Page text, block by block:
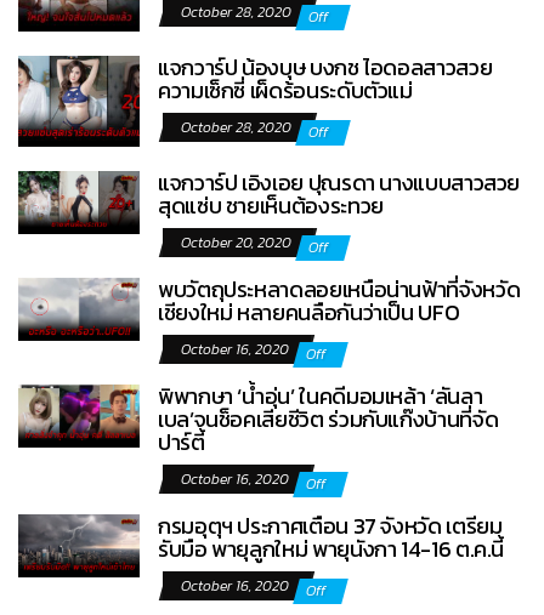
October 28, 2020 Off
แจกวาร์ป น้องบุษ บงกช ไอดอลสาวสวย
ความเซ็กซี่ เผ็ดร้อนระดับตัวแม่
October 28, 2020 Off
แจกวาร์ป เอิงเอย ปุณรดา นางแบบสาวสวย
สุดแซ่บ ชายเห็นต้องระทวย
October 20, 2020 Off
พบวัตถุประหลาดลอยเหนือน่านฟ้าที่จังหวัด
เชียงใหม่ หลายคนลือกันว่าเป็น UFO
October 16, 2020 Off
พิพากษา ‘น้ำอุ่น’ ในคดีมอมเหล้า ‘ลันลา
เบล’จนช็อคเสียชีวิต ร่วมกับแก๊งบ้านที่จัด
ปาร์ตี้
October 16, 2020 Off
กรมอุตุฯ ประกาศเตือน 37 จังหวัด เตรียม
รับมือ พายุลูกใหม่ พายุนังกา 14-16 ต.ค.นี้
October 16, 2020 Off